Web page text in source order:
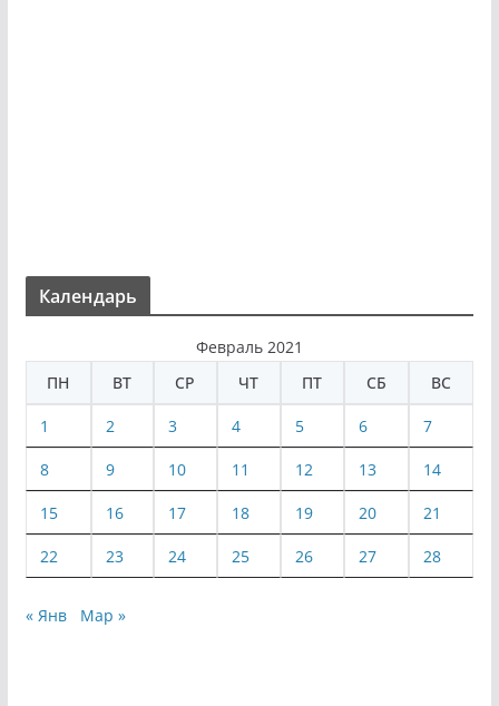
Календарь
Февраль 2021
ПН
ВТ СР ЧТ ПТ СБ ВС
1 2 3 4 5 6 7
8 9 10 11 12 13 14
15 16 17 18 19 20 21
22 23 24 25 26 27 28
« Янв Мар »